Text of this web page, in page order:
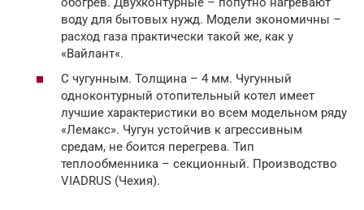
воду для бытовых нужд. Модели экономичны –
расход газа практически такой же, как у
«Вайлант«.
С чугунным. Толщина – 4 мм. Чугунный
одноконтурный отопительный котел имеет
лучшие характеристики во всем модельном ряду
«Лемакс». Чугун устойчив к агрессивным
средам, не боится перегрева. Тип
теплообменника – секционный. Производство
VIADRUS (Чехия).